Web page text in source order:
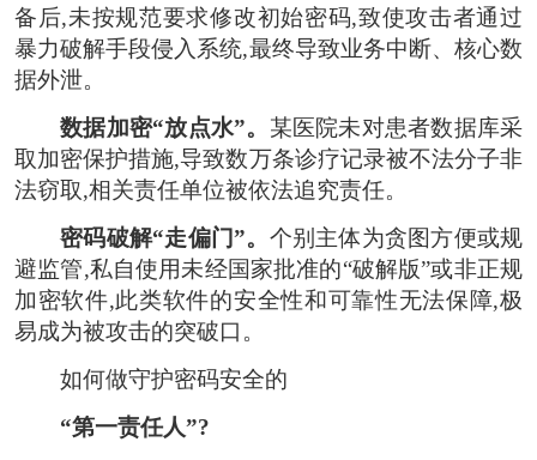
备后,未按规范要求修改初始密码,致使攻击者通过
暴力破解手段侵入系统,最终导致业务中断、核心数
据外泄。
数据加密“放点水”。 某医院未对患者数据库采
取加密保护措施,导致数万条诊疗记录被不法分子非
法窃取,相关责任单位被依法追究责任。
密码破解“走偏门”。 个别主体为贪图方便或规
避监管,私自使用未经国家批准的“破解版”或非正规
加密软件,此类软件的安全性和可靠性无法保障,极
易成为被攻击的突破口。
如何做守护密码安全的
“第一责任人”?